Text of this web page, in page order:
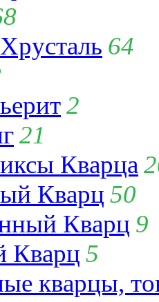
64
2
21
Кварца
Кварц 50
Кварц 9
Кварц 5
кварцы,